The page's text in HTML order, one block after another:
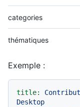
categories
thématiques
Exemple :
title:
Desktop